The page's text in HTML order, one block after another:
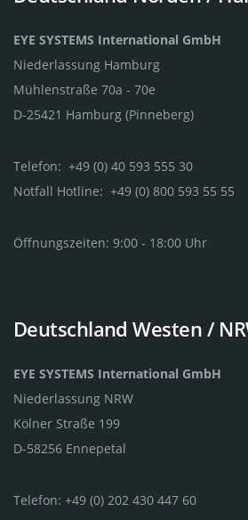
EYE SYSTEMS International GmbH
Niederlassung Hamburg
Mühlenstraße 70a - 70e
D-25421 Hamburg (Pinneberg)
Telefon: +49 (0) 40 593 555 30
Notfall Hotline: +49 (0) 800 593 55 55
Öffnungszeiten: 9:00 - 18:00 Uhr
Deutschland Westen /
EYE SYSTEMS International GmbH
Niederlassung NRW
Kölner Straße 199
D-58256 Ennepetal
Telefon: +49 (0) 202 430 447 60